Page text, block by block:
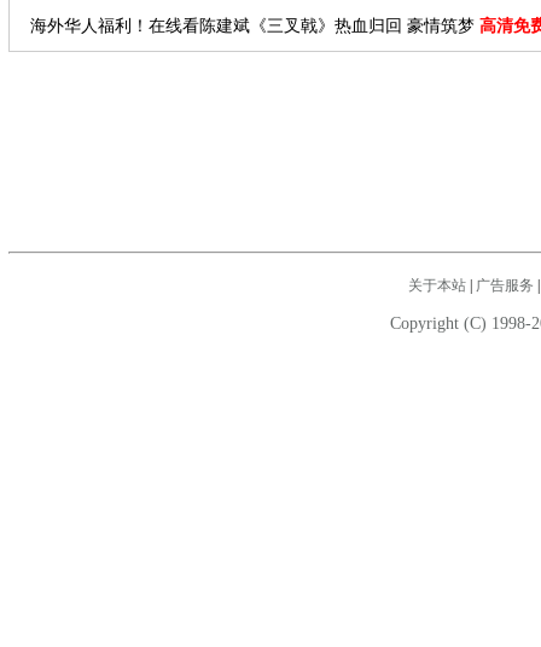
海外华人福利！在线看陈建斌《三叉戟》热血归回 豪情筑梦 高清免
关于本站| 广告服务
Copyright (C) 1998-